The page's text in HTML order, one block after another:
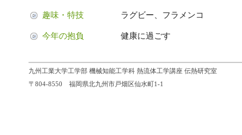
趣味・特技 ラグビー、フラメンコ
今年の抱負 健康に過ごす
九州工業大学工学部 機械知能工学科 熱流体工学講座 伝熱研究室
〒804-8550 福岡県北九州市戸畑区仙水町1-1